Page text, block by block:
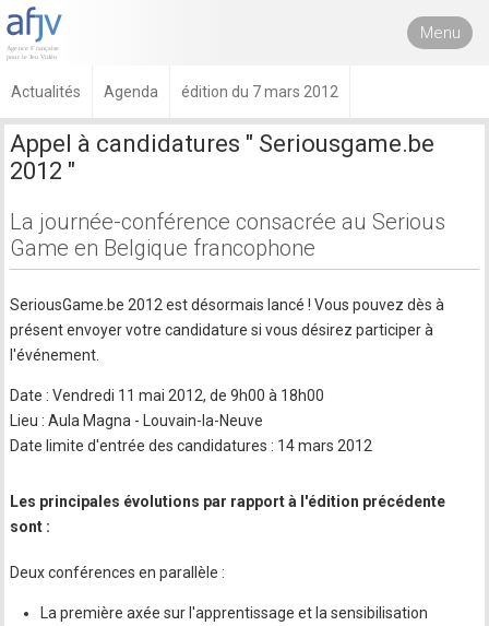
Menu
Actualités Agenda édition du 7 mars 2012
Appel à candidatures " Seriousgame.be
2012 "
La journée-conférence consacrée au Serious
Game en Belgique francophone
SeriousGame.be 2012 est désormais lancé ! Vous pouvez dès à
présent envoyer votre candidature si vous désirez participer à
l'événement.
Date : Vendredi 11 mai 2012, de 9h00 à 18h00
Lieu : Aula Magna - Louvain-la-Neuve
Date limite d'entrée des candidatures : 14 mars 2012
Les principales évolutions par rapport à l'édition précédente
sont :
Deux conférences en parallèle :
La première axée sur l'apprentissage et la sensibilisation